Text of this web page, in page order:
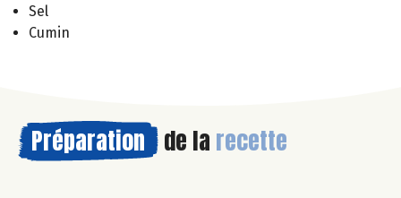
Sel
Cumin
Préparation de la recette